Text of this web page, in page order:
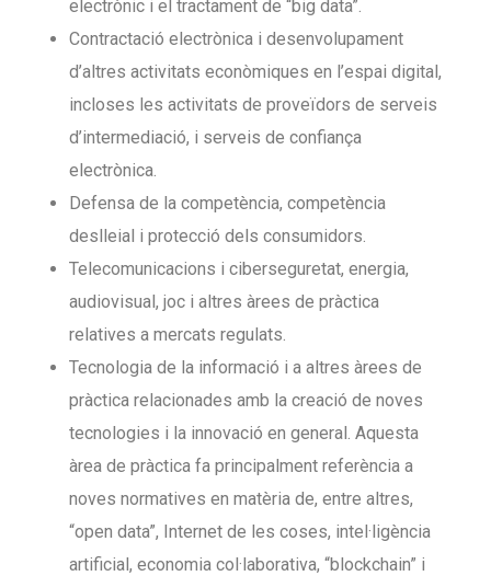
electrònic i el tractament de “big data”.
Contractació electrònica i desenvolupament
d’altres activitats econòmiques en l’espai digital,
incloses les activitats de proveïdors de serveis
d’intermediació, i serveis de confiança
electrònica.
Defensa de la competència, competència
deslleial i protecció dels consumidors.
Telecomunicacions i ciberseguretat, energia,
audiovisual, joc i altres àrees de pràctica
relatives a mercats regulats.
Tecnologia de la informació i a altres àrees de
pràctica relacionades amb la creació de noves
tecnologies i la innovació en general. Aquesta
àrea de pràctica fa principalment referència a
noves normatives en matèria de, entre altres,
“open data”, Internet de les coses, intel·ligència
artificial, economia col·laborativa, “blockchain” i